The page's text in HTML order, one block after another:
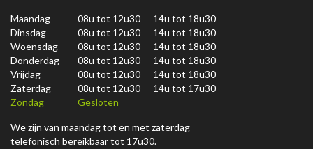
Maandag
08u tot 12u30 14u tot 18u30
Dinsdag
08u tot 12u30 14u tot 18u30
Woensdag
08u tot 12u30 14u tot 18u30
Donderdag
08u tot 12u30 14u tot 18u30
Vrijdag
08u tot 12u30 14u tot 18u30
Zaterdag
08u tot 12u30 14u tot 17u30
Zondag
Gesloten
We zijn van maandag tot en met zaterdag
telefonisch bereikbaar tot 17u30.